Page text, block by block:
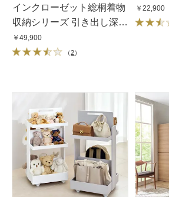
インクローゼット総桐着物
収納シリーズ 引き出し深3
段・高さ57.5cm
￥49,900
（2）
￥22,900